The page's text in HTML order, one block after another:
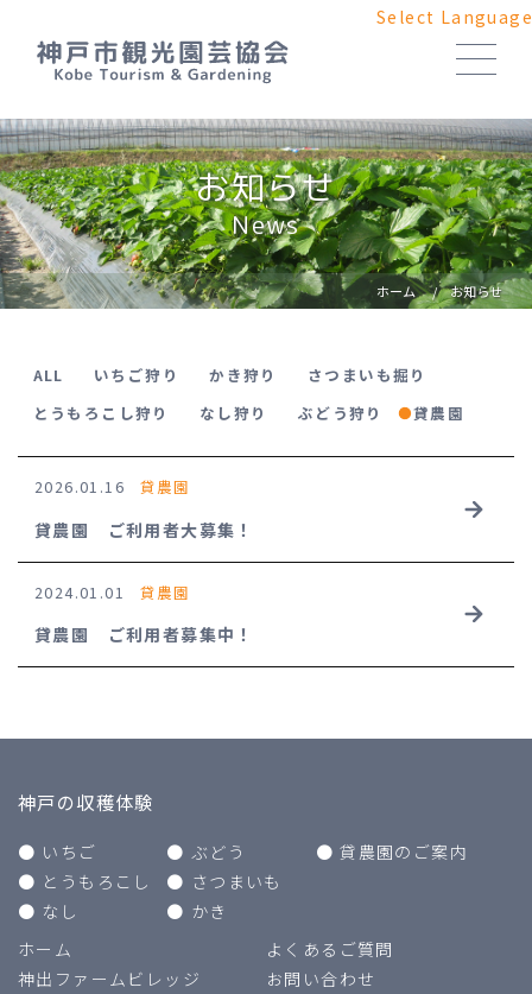
Select Language
Kobe fruit picking list
神戸の収穫体験
Strawberries いちご
Sweetcorn とうもろこし
Pears なし
Grapes ぶどう
Persimmons かき
Home ホーム
Rental Farm 貸農園のご案内
News お知らせ
FAQ よくあるご質問
Contact お問い合わせ
About Us 協会からのご案内
お知らせ
News
ホーム お知らせ
ALL いちご狩り かき狩り
さつまいも掘り
とうもろこし狩り
なし狩り ぶどう狩り 貸農園
2026.01.16 貸農園
貸農園 ご利用者大募集！
2024.01.01 貸農園
貸農園 ご利用者募集中！
神戸の収穫体験
いちご
とうもろこし
なし
ぶどう
さつまいも
かき
貸農園のご案内
ホーム
神出ファームビレッジ
よくあるご質問
お問い合わせ